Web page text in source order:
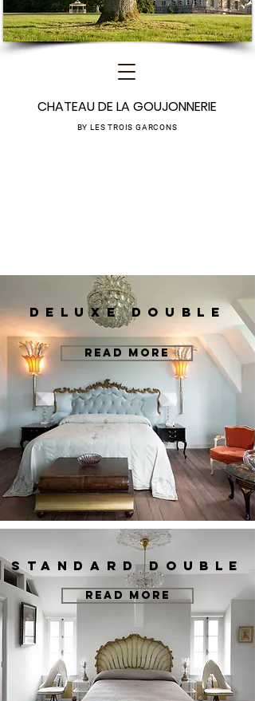
CHATEAU DE LA GOUJONNERIE
BY LES TROIS GARCONS
DELUXE DOUBLE
READ MORE
STANDARD DOUBLE
READ MORE